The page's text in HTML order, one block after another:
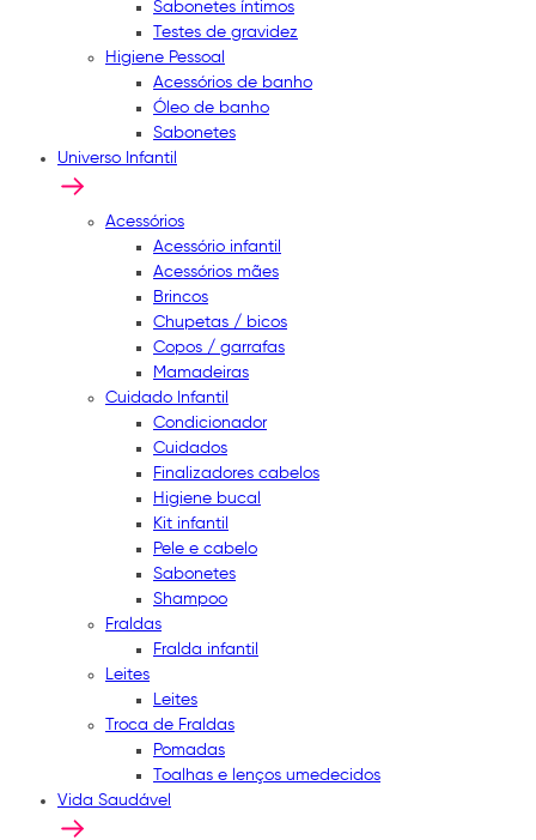
Sabonetes íntimos
Testes de gravidez
Higiene Pessoal
Acessórios de banho
Óleo de banho
Sabonetes
Universo Infantil
Acessórios
Acessório infantil
Acessórios mães
Brincos
Chupetas / bicos
Copos / garrafas
Mamadeiras
Cuidado Infantil
Condicionador
Cuidados
Finalizadores cabelos
Higiene bucal
Kit infantil
Pele e cabelo
Sabonetes
Shampoo
Fraldas
Fralda infantil
Leites
Leites
Troca de Fraldas
Pomadas
Toalhas e lenços umedecidos
Vida Saudável